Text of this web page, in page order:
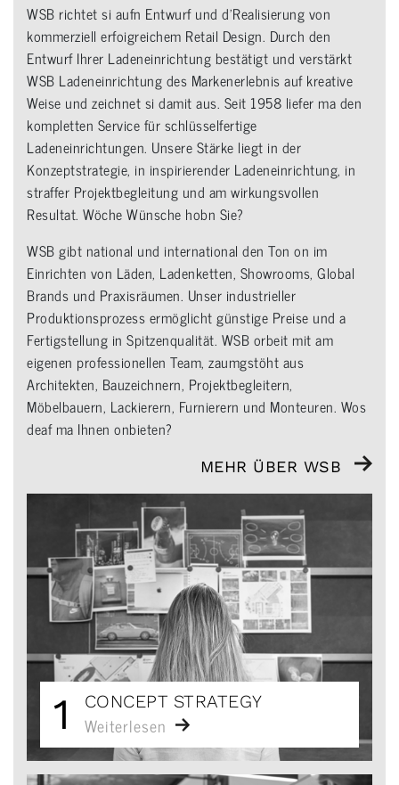
WSB richtet si aufn Entwurf und d’Realisierung von
kommerziell erfoigreichem Retail Design. Durch den
Entwurf Ihrer Ladeneinrichtung bestätigt und verstärkt
WSB Ladeneinrichtung des Markenerlebnis auf kreative
Weise und zeichnet si damit aus. Seit 1958 liefer ma den
kompletten Service für schlüsselfertige
Ladeneinrichtungen. Unsere Stärke liegt in der
Konzeptstrategie, in inspirierender Ladeneinrichtung, in
straffer Projektbegleitung und am wirkungsvollen
Resultat. Wöche Wünsche hobn Sie?
WSB gibt national und international den Ton on im
Einrichten von Läden, Ladenketten, Showrooms, Global
Brands und Praxisräumen. Unser industrieller
Produktionsprozess ermöglicht günstige Preise und a
Fertigstellung in Spitzenqualität. WSB orbeit mit am
eigenen professionellen Team, zaumgstöht aus
Architekten, Bauzeichnern, Projektbegleitern,
Möbelbauern, Lackierern, Furnierern und Monteuren. Wos
deaf ma Ihnen onbieten?
MEHR ÜBER WSB
1 CONCEPT STRATEGY
Weiterlesen